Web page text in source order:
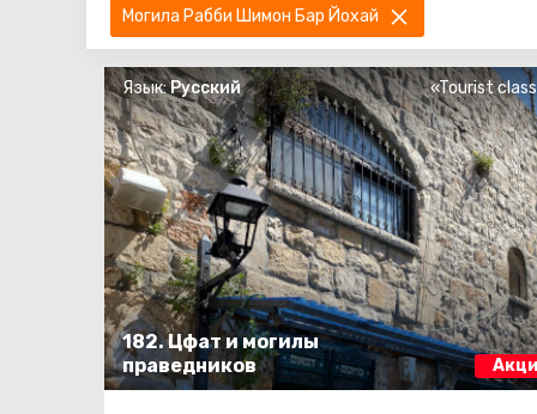
Могила Рабби Шимон Бар Йохай
182. Цфат и могилы
праведников
Язык:Русский «Tourist